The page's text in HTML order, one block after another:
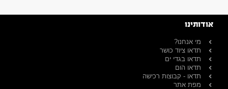
אודותינו
מי אנחנו?
תדאו ציוד כושר
תדאו בגדי ים
תדאו הום
תדאו - קבוצות רכישה
מפת אתר